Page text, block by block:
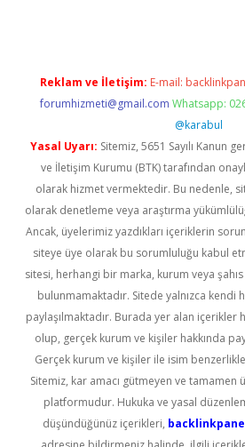
Reklam ve İletişim: E-mail:
forumhizmeti@gmail.com Whatsapp:
@karabul
Yasal Uyarı: Sitemiz, 5651 Sayılı Kanun
ve İletişim Kurumu (BTK) tarafından
olarak hizmet vermektedir. Bu nedenle,
olarak denetleme veya araştırma
Ancak, üyelerimiz yazdıkları içeriklerin
siteye üye olarak bu sorumluluğu kabul
sitesi, herhangi bir marka, kurum veya
bulunmamaktadır. Sitede yalnızca kendi
paylaşılmaktadır. Burada yer alan içerikler
olup, gerçek kurum ve kişiler hakkında
Gerçek kurum ve kişiler ile isim
Sitemiz, kar amacı gütmeyen ve tamamen
platformudur. Hukuka ve yasal
düşündüğünüz içerikleri,